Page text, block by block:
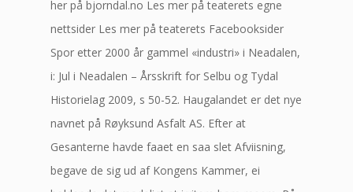
her på bjorndal.no Les mer på teaterets egne
nettsider Les mer på teaterets Facebooksider
Spor etter 2000 år gammel «industri» i Neadalen,
i: Jul i Neadalen – Årsskrift for Selbu og Tydal
Historielag 2009, s 50-52. Haugalandet er det nye
navnet på Røyksund Asfalt AS. Efter at
Gesanterne havde faaet en saa slet Afviisning,
begave de sig ud af Kongens Kammer, ei